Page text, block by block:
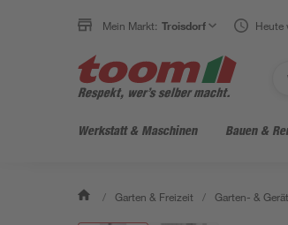
Mein Markt: Troisdorf Heute
Werkstatt & Maschinen Bauen &
/ Garten & Freizeit / Garten- &